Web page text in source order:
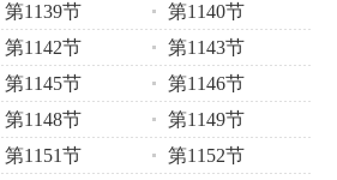
第1139节
第1140节
第1142节
第1143节
第1145节
第1146节
第1148节
第1149节
第1151节
第1152节